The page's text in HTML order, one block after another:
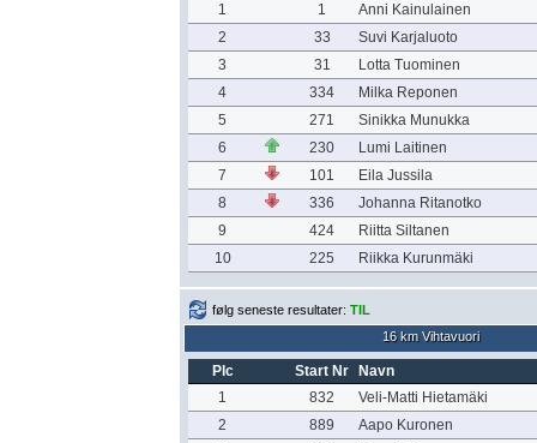
1
1
Anni Kainulainen
2
33
Suvi Karjaluoto
3
31
Lotta Tuominen
4
334
Milka Reponen
5
271
Sinikka Munukka
6
230
Lumi Laitinen
7
101
Eila Jussila
8
336
Johanna Ritanotko
9
424
Riitta Siltanen
10
225 Riikka Kurunmäki
følg seneste resultater: TIL
16 km Vihtavuori
Plc Start Nr
Navn
1
832
Veli-Matti Hietamäki
2
889
Aapo Kuronen